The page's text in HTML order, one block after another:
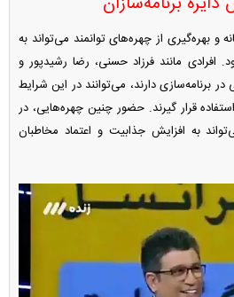
و بهره‌گیری از چهره‌های توانمند می‌تواند به
افرادی مانند فرزاد حسنی، رضا رشیدپور و
برنامه‌سازی دارند، می‌توانند در این شرایط
قرار گیرند. حضور چنین چهره‌هایی، در
به افزایش جذابیت و اعتماد مخاطبان